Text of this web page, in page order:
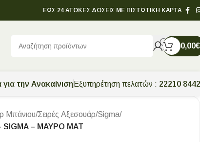
ΕΩΣ 24 ΑΤΟΚΕΣ ΔΟΣΕΙΣ ΜΕ ΠΙΣΤΩΤΙΚΗ ΚΑΡΤΑ
0,00€
την Ανακαίνιση Εξυπηρέτηση πελατών : 22210
Μπάνιου/Σειρές Αξεσουάρ/Sigma/
– ΜΑΥΡΟ ΜΑΤ